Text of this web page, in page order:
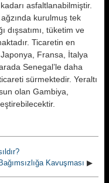
asfaltlanabilmiştir.
kurulmuş tek
dışsatımı, tüketim ve
Ticaretin en
Fransa, İtalya
Senegal’le daha
sürmektedir. Yeraltı
olan Gambiya,
Kavuşması ▶